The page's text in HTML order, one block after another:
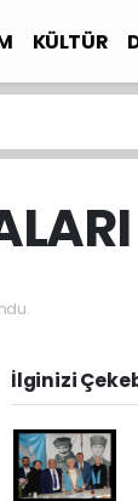
KÜLTÜR
İlginizi